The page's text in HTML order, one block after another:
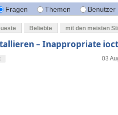
Fragen Themen Benutzer
Beliebte mit den meisten
– Inappropriate
03